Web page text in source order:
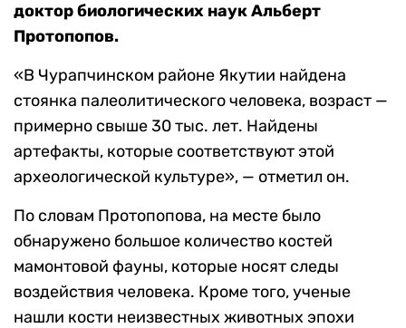
доктор биологических наук Альберт
Протопопов.
«В Чурапчинском районе Якутии найдена
стоянка палеолитического человека, возраст —
примерно свыше 30 тыс. лет. Найдены
артефакты, которые соответствуют этой
археологической культуре», — отметил он.
По словам Протопопова, на месте было
обнаружено большое количество костей
мамонтовой фауны, которые носят следы
воздействия человека. Кроме того, ученые
нашли кости неизвестных животных эпохи